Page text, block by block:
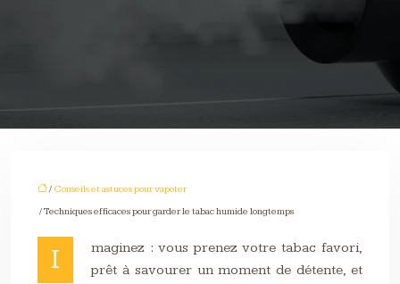
/ Conseils et astuces pour vapoter
/ Techniques efficaces pour garder le tabac humide longtemps
I
maginez : vous prenez votre tabac favori,
prêt à savourer un moment de détente, et